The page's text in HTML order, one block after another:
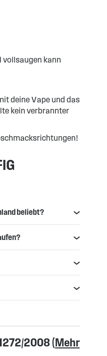
vollsaugen kann
deine Vape und das
kein verbrannter
beliebt?
2008 (Mehr